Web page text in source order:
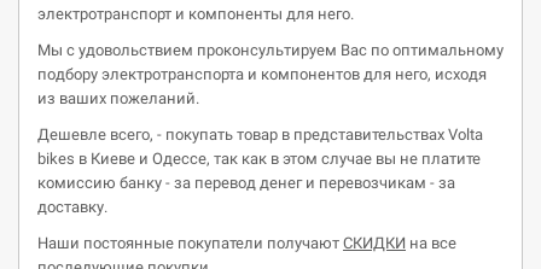
электротранспорт и компоненты для него.
Мы с удовольствием проконсультируем Вас по оптимальному
подбору электротранспорта и компонентов для него, исходя
из ваших пожеланий.
Дешевле всего, - покупать товар в представительствах Volta
bikes в Киеве и Одессе, так как в этом случае вы не платите
комиссию банку - за перевод денег и перевозчикам - за
доставку.
Наши постоянные покупатели получают СКИДКИ на все